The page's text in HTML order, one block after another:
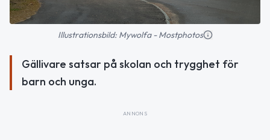
Illustrationsbild: Mywolfa - Mostphotos
Gällivare satsar på skolan och trygghet för
barn och unga.
ANNONS